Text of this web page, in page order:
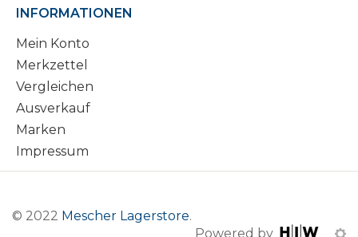
INFORMATIONEN
Mein Konto
Merkzettel
Vergleichen
Ausverkauf
Marken
Impressum
© 2022 Mescher Lagerstore.
Powered by